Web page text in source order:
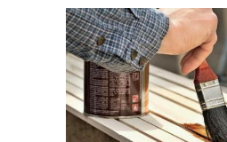
Зимний антисептик
Антисептик для зимы